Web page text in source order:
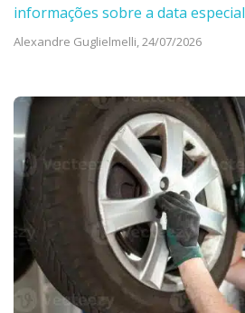
informações sobre a data especial
Alexandre Guglielmelli,24/07/2026